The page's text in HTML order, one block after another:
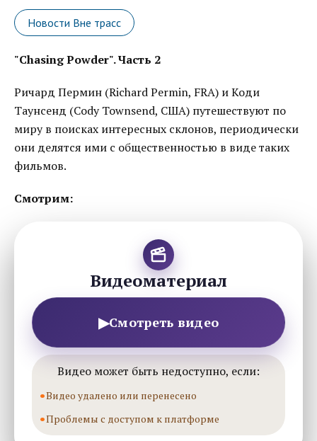
Новости Вне трасс
"Chasing Powder". Часть 2
Ричард Пермин (Richard Permin, FRA) и Коди
Таунсенд (Cody Townsend, США) путешествуют по
миру в поисках интересных склонов, периодически
они делятся ими с общественностью в виде таких
фильмов.
Смотрим:
Видеоматериал
▶Смотреть видео
Видео может быть недоступно, если:
Видео удалено или перенесено
Проблемы с доступом к платформе